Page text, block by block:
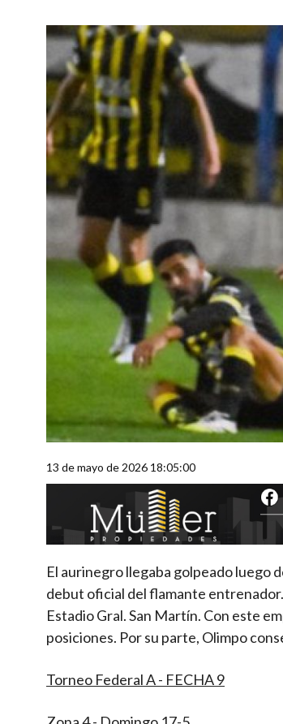
13 de mayo de 2026 18:05:00
El aurinegro llegaba golpeado luego
debut oficial del flamante
Estadio Gral. San Martín. Con este
posiciones. Por su parte, Olimpo
Torneo Federal A - FECHA 9